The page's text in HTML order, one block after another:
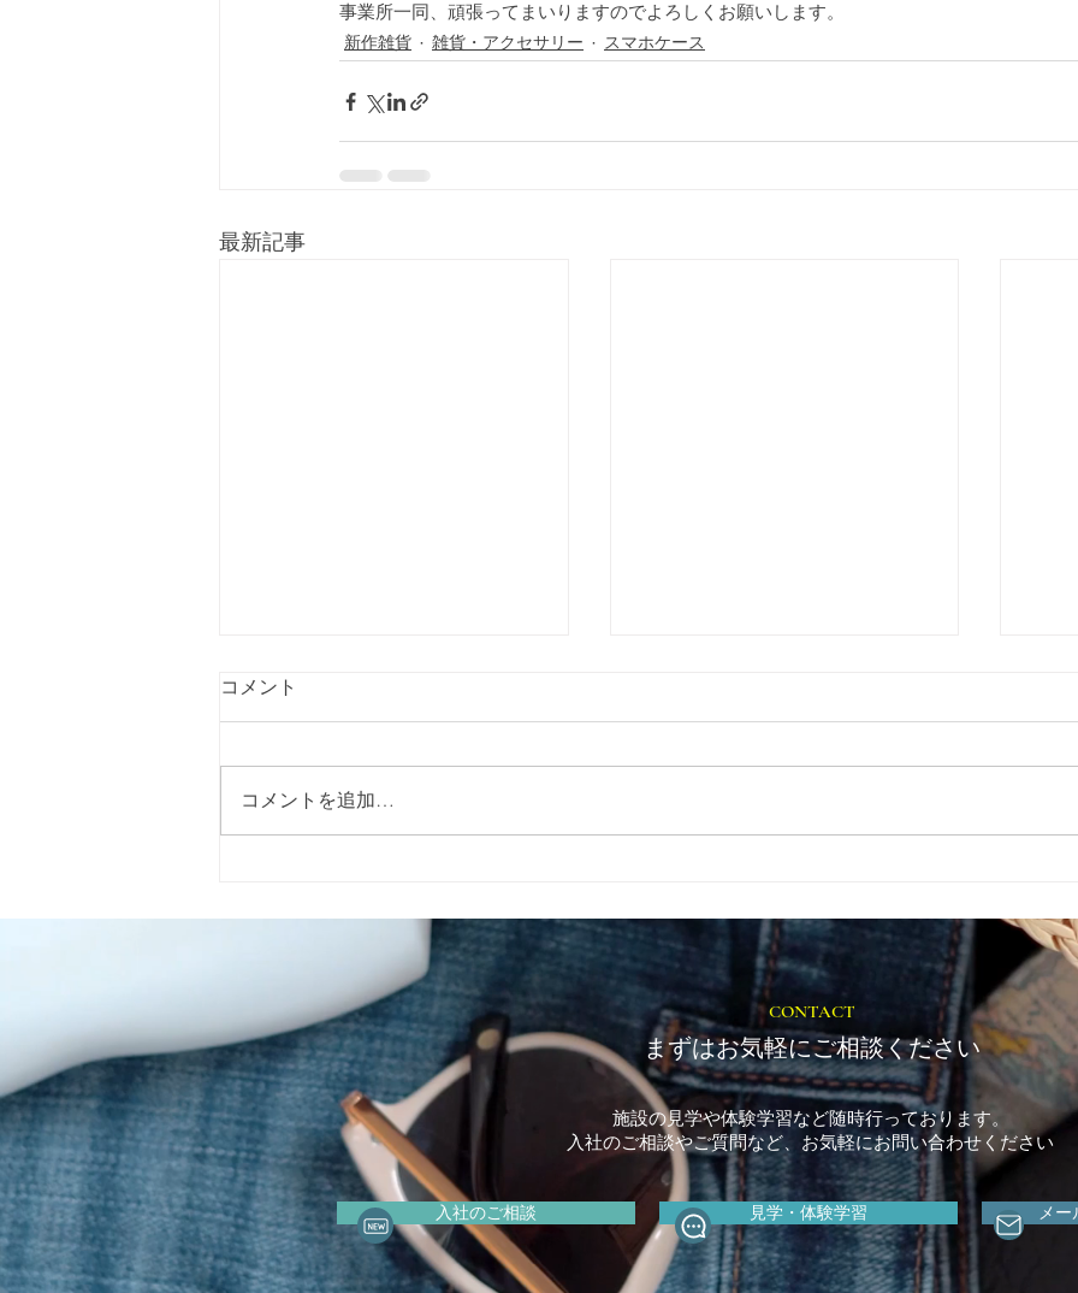
事業所一同、頑張ってまいりますのでよろしくお願いします。
新作雑貨 雑貨・アクセサリー スマホケース
最新記事
リボンマルシェ」 に出店いた
コメント
コメントを追加…
CONTACT
まずはお気軽にご相談ください
施設の見学や体験学習など随時行っております。
入社のご相談やご質問など、お気軽にお問い合わせください
入社のご相談 見学・体験学習 メー